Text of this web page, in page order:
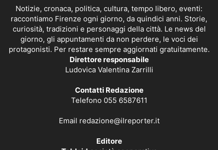
Notizie, cronaca, politica, cultura, tempo libero, eventi:
raccontiamo Firenze ogni giorno, da quindici anni. Storie,
curiosità, tradizioni e personaggi della città. Le news del
giorno, gli appuntamenti da non perdere, le voci dei
protagonisti. Per restare sempre aggiornati gratuitamente.
Direttore responsabile
Ludovica Valentina Zarrilli
Contatti Redazione
Telefono 055 6587611
Email redazione@ilreporter.it
Editore